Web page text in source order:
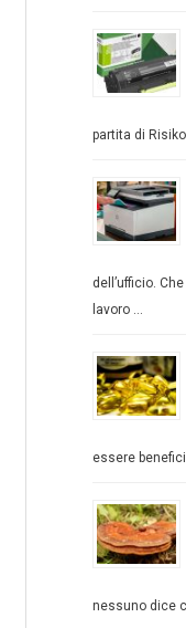
partita di
dell’ufficio.
lavoro …
essere
nessuno dice